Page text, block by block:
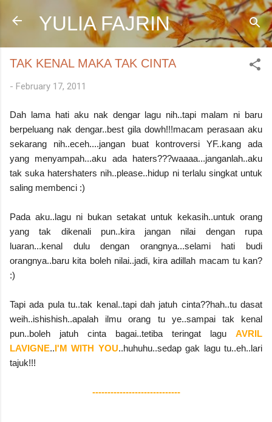
Skip to main content
YULIA FAJRIN
TAK KENAL MAKA TAK CINTA
- February 17, 2011
Dah lama hati aku nak dengar lagu nih..tapi malam ni baru
berpeluang nak dengar..best gila dowh!!!macam perasaan aku
sekarang nih..eceh....jangan buat kontroversi YF..kang ada
yang menyampah...aku ada haters???waaaa...janganlah..aku
tak suka hatershaters nih..please..hidup ni terlalu singkat untuk
saling membenci :)
Pada aku..lagu ni bukan setakat untuk kekasih..untuk orang
yang tak dikenali pun..kira jangan nilai dengan rupa
luaran...kenal dulu dengan orangnya...selami hati budi
orangnya..baru kita boleh nilai..jadi, kira adillah macam tu kan?
:)
Tapi ada pula tu..tak kenal..tapi dah jatuh cinta??hah..tu dasat
weih..ishishish..apalah ilmu orang tu ye..sampai tak kenal
pun..boleh jatuh cinta bagai..tetiba teringat lagu AVRIL
LAVIGNE..I'M WITH YOU..huhuhu..sedap gak lagu tu..eh..lari
tajuk!!!
-----------------------------